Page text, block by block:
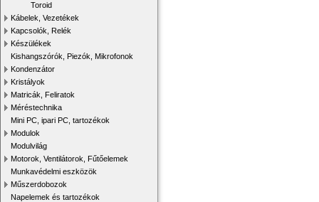
Toroid
Kábelek, Vezetékek
Kapcsolók, Relék
Készülékek
Kishangszórók, Piezók, Mikrofonok
Kondenzátor
Kristályok
Matricák, Feliratok
Méréstechnika
Mini PC, ipari PC, tartozékok
Modulok
Modulvilág
Motorok, Ventilátorok, Fűtőelemek
Munkavédelmi eszközök
Műszerdobozok
Napelemek és tartozékok